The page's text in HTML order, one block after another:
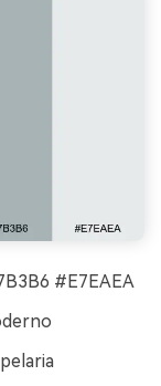
#E7EAEA